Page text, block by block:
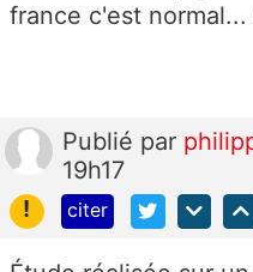
france c'est
Publié par
19h17
!
citer